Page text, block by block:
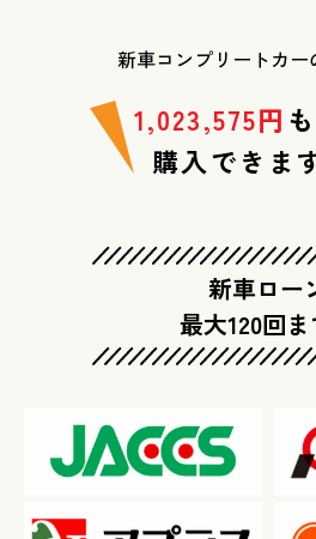
新車コンプリートカー
1,023,575円
購入できま
新車ロー
最大120回ま